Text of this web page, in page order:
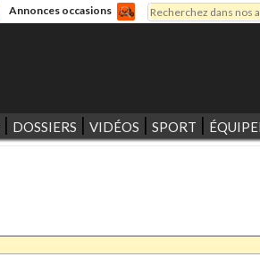
Annonces occasions
Formulaire de
Rechercher
DOSSIERS VIDÉOS SPORT